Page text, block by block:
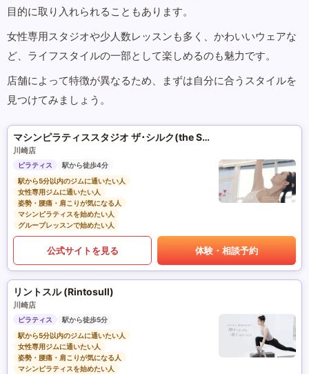
目的に取り入れられることもあります。
女性専用スタジオや少人数レッスンも多く、かわいいウェアな
ど、ライフスタイルの一部として楽しめるのも魅力です。
店舗によって特徴が異なるため、まずは自分に合うスタイルを
見つけてみましょう。
マシンピラティススタジオ ザ･シルク(the SILK)
川崎店
ピラティス
駅から徒歩4分
駅から5分以内のジムに通いたい人
女性専用ジムに通いたい人
姿勢・腰痛・肩こりが気になる人
マシンピラティスを始めたい人
グループレッスンで始めたい人
公式サイトを見る 体験・相談予約
リントスル (Rintosull)
川崎店
ピラティス
駅から徒歩5分
駅から5分以内のジムに通いたい人
女性専用ジムに通いたい人
姿勢・腰痛・肩こりが気になる人
マシンピラティスを始めたい人